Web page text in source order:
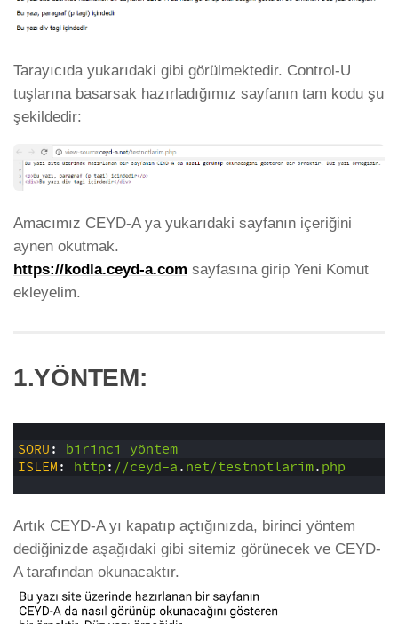
Tarayıcıda yukarıdaki gibi görülmektedir. Control-U
tuşlarına basarsak hazırladığımız sayfanın tam kodu şu
şekildedir:
Amacımız CEYD-A ya yukarıdaki sayfanın içeriğini
aynen okutmak.
https://kodla.ceyd-a.com sayfasına girip Yeni Komut
ekleyelim.
1.YÖNTEM:
SORU: birinci yöntem
ISLEM: http: //ceyd-a.net/testnotlarim.php
Artık CEYD-A yı kapatıp açtığınızda, birinci yöntem
dediğinizde aşağıdaki gibi sitemiz görünecek ve CEYD-
A tarafından okunacaktır.